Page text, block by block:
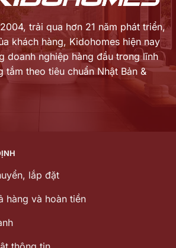
trải qua hơn 21 năm phát triển,
khách hàng, Kidohomes hiện nay
doanh nghiệp hàng đầu trong lĩnh
tắm theo tiêu chuẩn Nhật Bản &
lắp đặt
hàng và hoàn tiền